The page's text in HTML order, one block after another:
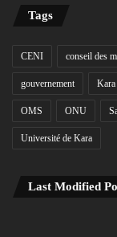
Tags
CENI conseil des
gouvernement Kara
OMS ONU
Université de Kara
Last Modified